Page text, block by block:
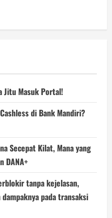
Jitu Masuk Portal!
di Bank Mandiri?
Secepat Kilat, Mana yang
DANA+
tanpa kejelasan,
pada transaksi